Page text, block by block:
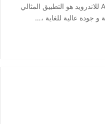
برنامج مسجل الصوت Audio Recorder للاندرويد هو التطبيق المثالي
جودة عالية للغاية ،…